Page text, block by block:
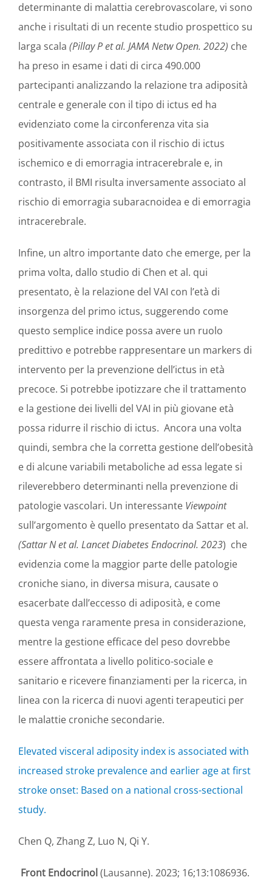
determinante di malattia cerebrovascolare, vi sono
anche i risultati di un recente studio prospettico su
larga scala (Pillay P et al. JAMA Netw Open. 2022) che
ha preso in esame i dati di circa 490.000
partecipanti analizzando la relazione tra adiposità
centrale e generale con il tipo di ictus ed ha
evidenziato come la circonferenza vita sia
positivamente associata con il rischio di ictus
ischemico e di emorragia intracerebrale e, in
contrasto, il BMI risulta inversamente associato al
rischio di emorragia subaracnoidea e di emorragia
intracerebrale.
Infine, un altro importante dato che emerge, per la
prima volta, dallo studio di Chen et al. qui
presentato, è la relazione del VAI con l’età di
insorgenza del primo ictus, suggerendo come
questo semplice indice possa avere un ruolo
predittivo e potrebbe rappresentare un markers di
intervento per la prevenzione dell’ictus in età
precoce. Si potrebbe ipotizzare che il trattamento
e la gestione dei livelli del VAI in più giovane età
possa ridurre il rischio di ictus. Ancora una volta
quindi, sembra che la corretta gestione dell’obesità
e di alcune variabili metaboliche ad essa legate si
rileverebbero determinanti nella prevenzione di
patologie vascolari. Un interessante Viewpoint
sull’argomento è quello presentato da Sattar et al.
(Sattar N et al. Lancet Diabetes Endocrinol. 2023) che
evidenzia come la maggior parte delle patologie
croniche siano, in diversa misura, causate o
esacerbate dall’eccesso di adiposità, e come
questa venga raramente presa in considerazione,
mentre la gestione efficace del peso dovrebbe
essere affrontata a livello politico-sociale e
sanitario e ricevere finanziamenti per la ricerca, in
linea con la ricerca di nuovi agenti terapeutici per
le malattie croniche secondarie.
Elevated visceral adiposity index is associated with
increased stroke prevalence and earlier age at first
stroke onset: Based on a national cross-sectional
study.
Chen Q, Zhang Z, Luo N, Qi Y.
Front Endocrinol (Lausanne). 2023; 16;13:1086936.